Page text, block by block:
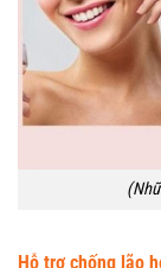
Hỗ trợ chống lão